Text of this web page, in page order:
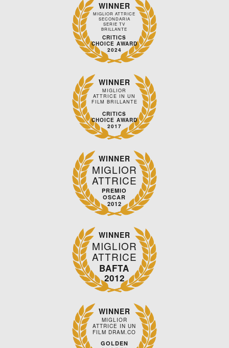
WINNER
MIGLIOR ATTRICE
SECONDARIA
SERIE TV
BRILLANTE
CRITICS
CHOICE AWARD
2024
WINNER
MIGLIOR
ATTRICE IN UN
FILM BRILLANTE
CRITICS
CHOICE AWARD
2017
WINNER
MIGLIOR
ATTRICE
PREMIO
OSCAR
2012
WINNER
MIGLIOR
ATTRICE
BAFTA
2012
WINNER
MIGLIOR
ATTRICE IN UN
FILM DRAM.CO
GOLDEN